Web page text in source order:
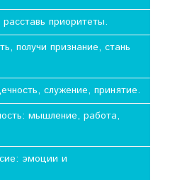
приоритеты.
получи признание, стань
служение, принятие.
мышление, работа,
эмоции и